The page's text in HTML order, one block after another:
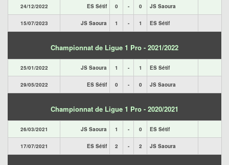
24/12/2022 ES Sétif 0 - 0 JS Saoura
15/07/2023 JS Saoura 1 - 1 ES Sétif
Championnat de Ligue 1 Pro - 2021/2022
25/01/2022 JS Saoura 1 - 1 ES Sétif
29/05/2022 ES Sétif 0 - 0 JS Saoura
Championnat de Ligue 1 Pro - 2020/2021
26/03/2021 JS Saoura 1 - 0 ES Sétif
17/07/2021 ES Sétif 2 - 2 JS Saoura